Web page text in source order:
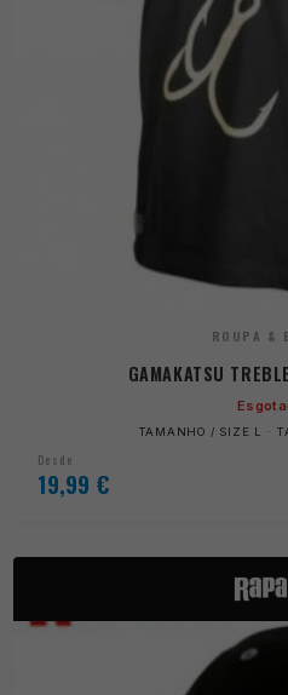
ROUPA &
GAMAKATSU
TAMANHO / SIZE L ·
Desde
19,99 €